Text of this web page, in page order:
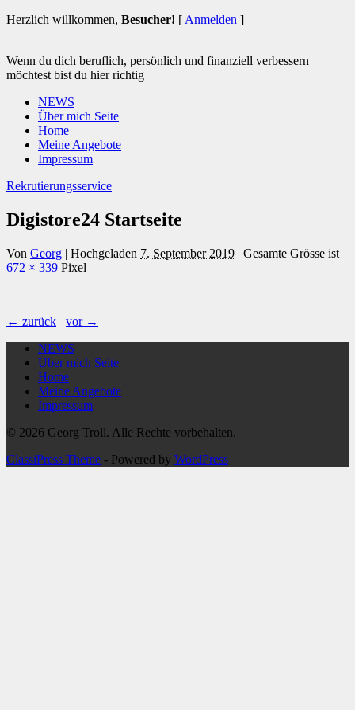
Herzlich willkommen, Besucher! [ Anmelden ]
Wenn du dich beruflich, persönlich und finanziell verbessern
möchtest bist du hier richtig
NEWS
Über mich Seite
Home
Meine Angebote
Impressum
Rekrutierungsservice
Digistore24 Startseite
Von Georg | Hochgeladen 7. September 2019 | Gesamte Grösse ist
672 × 339 Pixel
← zurück
vor →
NEWS
Über mich Seite
Home
Meine Angebote
Impressum
© 2026 Georg Troll. Alle Rechte vorbehalten.
ClassiPress Theme - Powered by WordPress